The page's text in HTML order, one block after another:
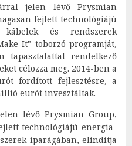
jelen lévő Prysmian
fejlett technológiájú
és rendszerek
It" toborzó programját,
rendelkező
célozza meg. 2014-ben a
fordított fejlesztésre, a
eurót invesztáltak.
lévő Prysmian Group,
technológiájú energia-
iparágában, elindítja